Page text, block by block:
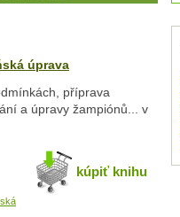
úprava
příprava
a úpravy žampiónů... v
kúpiť knihu